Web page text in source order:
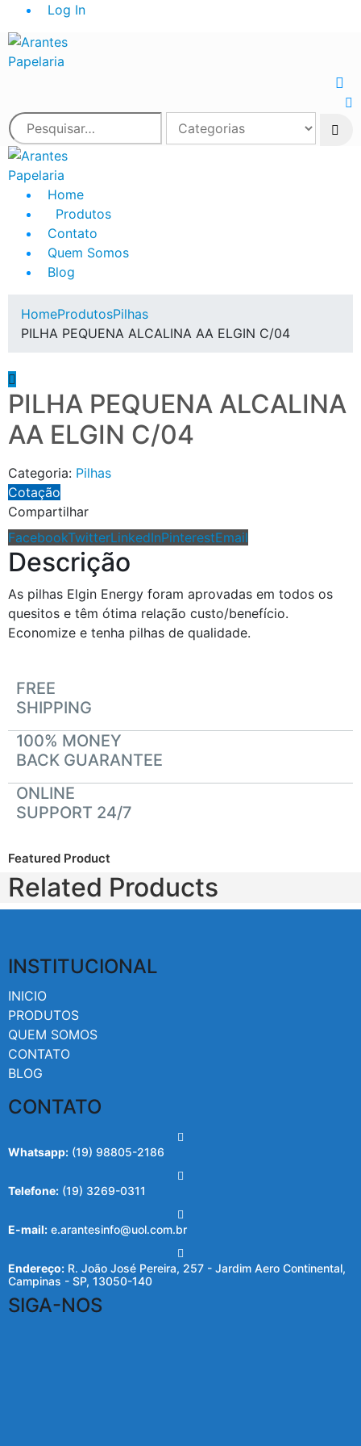
Log In
Home
Produtos
Contato
Quem Somos
Blog
HomeProdutosPilhas
PILHA PEQUENA ALCALINA AA ELGIN C/04
PILHA PEQUENA ALCALINA
AA ELGIN C/04
Categoria: Pilhas
Cotação
Compartilhar
FacebookTwitterLinkedInPinterestEmail
Descrição
As pilhas Elgin Energy foram aprovadas em todos os
quesitos e têm ótima relação custo/benefício.
Economize e tenha pilhas de qualidade.
FREE
SHIPPING
100% MONEY
BACK GUARANTEE
ONLINE
SUPPORT 24/7
Featured Product
Related Products
INSTITUCIONAL
INICIO
PRODUTOS
QUEM SOMOS
CONTATO
BLOG
CONTATO
Whatsapp: (19) 98805-2186
Telefone: (19) 3269-0311
E-mail: e.arantesinfo@uol.com.br
Endereço: R. João José Pereira, 257 - Jardim Aero Continental,
Campinas - SP, 13050-140
SIGA-NOS